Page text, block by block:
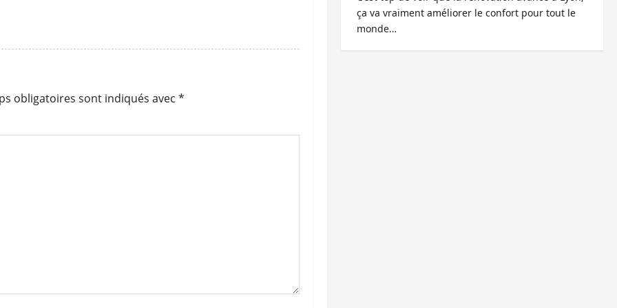
obligatoires sont indiqués avec *
ça va vraiment améliorer le confort pour tout le
monde…